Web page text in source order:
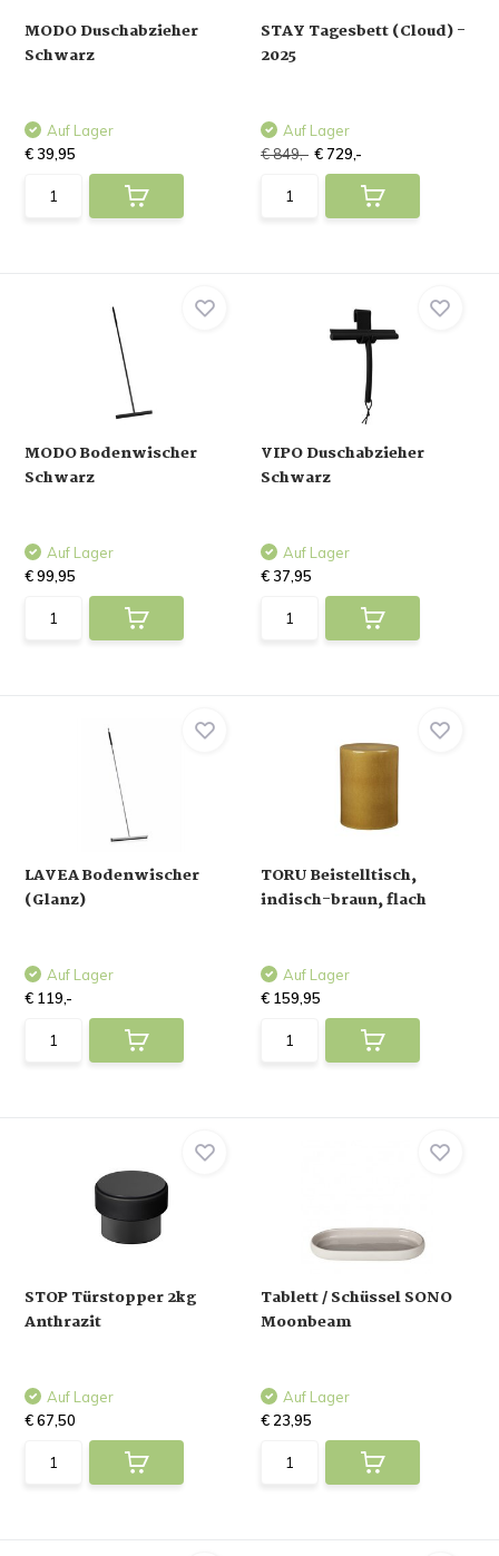
MODO Duschabzieher
Schwarz
Auf Lager
€ 39,95
STAY Tagesbett (Cloud) -
2025
Auf Lager
€ 849,- € 729,-
MODO Bodenwischer
Schwarz
Auf Lager
€ 99,95
VIPO Duschabzieher
Schwarz
Auf Lager
€ 37,95
LAVEA Bodenwischer
(Glanz)
Auf Lager
€ 119,-
TORU Beistelltisch,
indisch-braun, flach
Auf Lager
€ 159,95
STOP Türstopper 2kg
Anthrazit
Auf Lager
€ 67,50
Tablett / Schüssel SONO
Moonbeam
Auf Lager
€ 23,95